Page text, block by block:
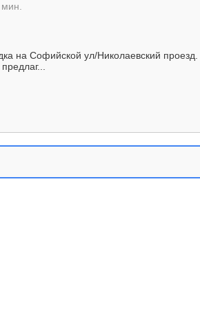
на Софийской ул/Николаевский проезд.